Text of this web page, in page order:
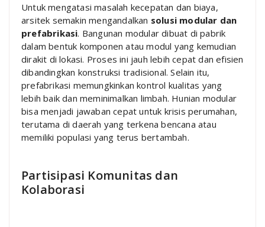
Untuk mengatasi masalah kecepatan dan biaya,
arsitek semakin mengandalkan solusi modular dan
prefabrikasi. Bangunan modular dibuat di pabrik
dalam bentuk komponen atau modul yang kemudian
dirakit di lokasi. Proses ini jauh lebih cepat dan efisien
dibandingkan konstruksi tradisional. Selain itu,
prefabrikasi memungkinkan kontrol kualitas yang
lebih baik dan meminimalkan limbah. Hunian modular
bisa menjadi jawaban cepat untuk krisis perumahan,
terutama di daerah yang terkena bencana atau
memiliki populasi yang terus bertambah.
Partisipasi Komunitas dan
Kolaborasi